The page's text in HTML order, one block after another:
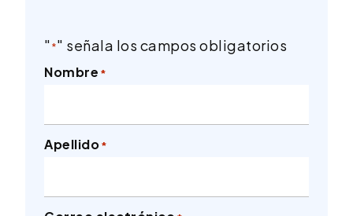
"*" señala los campos obligatorios
Nombre *
Apellido*